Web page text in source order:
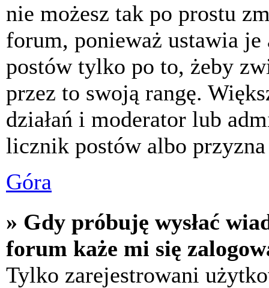
nie możesz tak po prostu
forum, ponieważ ustawia
postów tylko po to, żeby
przez to swoją rangę.
działań i moderator lub
licznik postów albo
Góra
» Gdy próbuję wysłać
forum każe mi się
Tylko zarejestrowani